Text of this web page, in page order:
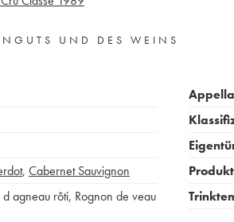
UND DES WEINS
, Cabernet Sauvignon
agneau rôti, Rognon de veau